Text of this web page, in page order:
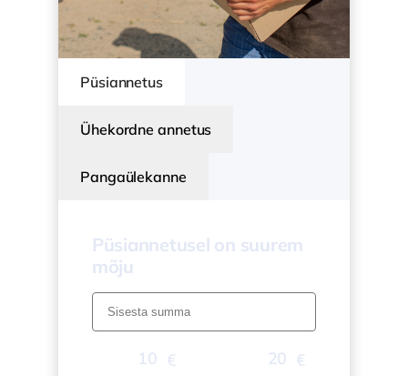
Püsiannetus
Ühekordne annetus
Pangaülekanne
Püsiannetusel on suurem
mõju
10 20